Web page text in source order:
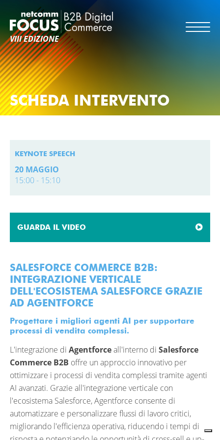
VIII EDIZIONE
SCHEDA INTERVENTO
KEYNOTE SPEECH
20 MAGGIO
15:00 - 15:10
GUARDA IL VIDEO
SALESFORCE COMMERCE B2B:
INTEGRAZIONE VERTICALE
DELL'ECOSISTEMA SALESFORCE GRAZIE
AD AGENTFORCE
Progettare i migliori agenti AI per supportare
processi di vendita complessi.
L'integrazione di Agentforceall'interno di Salesforce
Commerce B2B offre un approccio innovativo per
ottimizzare i processi di vendita complessi tramite agenti
AI avanzati. Grazie all'integrazione verticale con
l'ecosistema Salesforce, Agentforce consente di
automatizzare e personalizzare flussi di lavoro critici,
migliorando l'efficienza operativa, riducendo i tempi di